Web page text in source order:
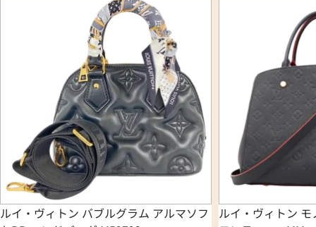
ルイ・ヴィトン バブルグラム アルマソフ
ルイ・ヴィトン